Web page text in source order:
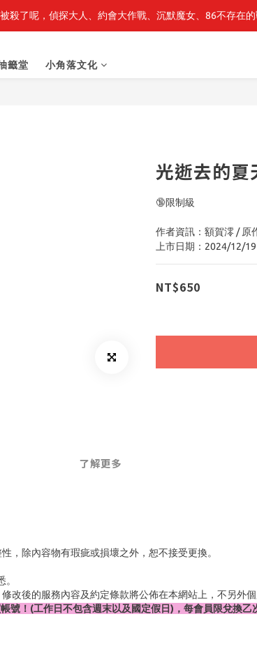
最新開賣🔥「全知讀者視角」 周邊商品
殺了呢，偵探大人、約會大作戰、沉默魔女、86不存在
籤堂 小角落文化
光逝去的夏
🔞限制級
作者資訊：額賀澪 / 原
上市日期：2024/12/19
NT$650
了解更多
，除內容物有瑕疵或損壞之外，恕不接受更換。
改後的服務內容及約定條款將公佈在本網站上，不另外個
號！(工作日不包含週末以及國定假日)，每會員限兌換乙